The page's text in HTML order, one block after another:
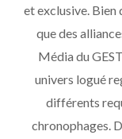
et exclusive. Bien
que des
Média du
univers logué
différents
chronophages.